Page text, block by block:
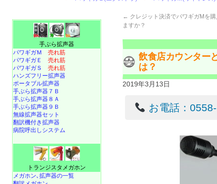
← クレジット決済でパワギガMを
ますか？
飲食店カウンター
は？
2019年3月13日
お電話：
手ぶら拡声器
パワギガＭ 売れ筋
パワギガＥ 売れ筋
パワギガＳ 売れ筋
ハンズフリー拡声器
ポータブル拡声器
手ぶら拡声器７Ｂ
手ぶら拡声器８Ａ
手ぶら拡声器９Ｂ
無線拡声器セット
翻訳機付き拡声器
病院呼出しシステム
トランジスタメガホン
メガホン､拡声器の一覧